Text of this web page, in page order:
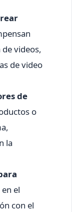
videos,
de video
de
o
la
el
con el